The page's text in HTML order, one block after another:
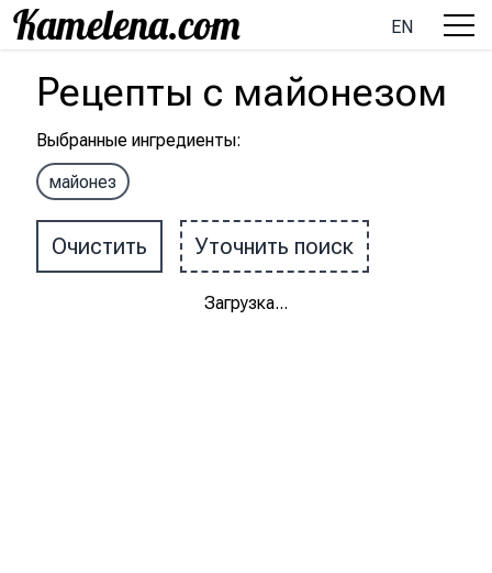
EN
Рецепты с майонезом
Выбранные ингредиенты:
майонез
Очистить Уточнить поиск
Загрузка...